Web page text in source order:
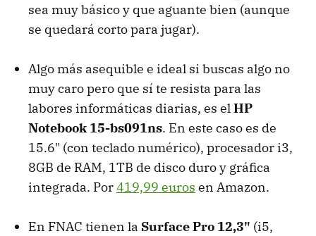
sea muy básico y que aguante bien (aunque
se quedará corto para jugar).
Algo más asequible e ideal si buscas algo no
muy caro pero que sí te resista para las
labores informáticas diarias, es elHP
Notebook 15-bs091ns. En este caso es de
15.6" (con teclado numérico), procesador i3,
8GB de RAM, 1TB de disco duro y gráfica
integrada. Por419,99 euros en Amazon.
En FNAC tienen la Surface Pro 12,3" (i5,